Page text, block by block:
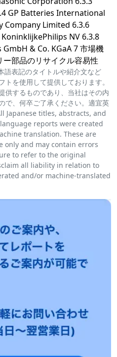
GP Batteries International
Company Limited 6.3.6
NV 6.3.8
& Co. KGaA 7 市場機
部品のリサイクル容易性
表記のタイトルや紹介文など
を使用して提供しております。
供するものであり、当社はその内
で、何卒ご了承ください。適宜英
Japanese titles, abstracts, and
reports were created
translation. These are
only and may contain errors
to refer to the original
all liability in relation to
and/or machine-translated